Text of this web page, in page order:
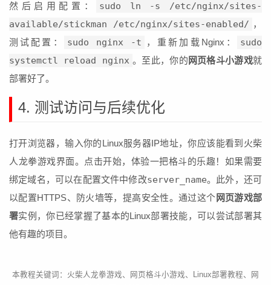
然后启用配置：
sudo ln -s /etc/nginx/sites-
available/stickman /etc/nginx/sites-enabled/ ，
测试配置：
sudo nginx -t ，重新加载Nginx：
sudo
systemctl reload nginx 。至此，你的 网页格斗小游戏就
部署好了。
4. 测试访问与后续优化
打开浏览器，输入你的Linux服务器IP地址，你应该能看到火柴
人龙拳游戏界面。点击开始，体验一把格斗的乐趣！如果需要
绑定域名，可以在配置文件中修改server_name。此外，还可
以配置HTTPS、防火墙等，提高安全性。通过这个 网页游戏部
署实例，你已经掌握了基本的Linux部署技能，可以尝试部署其
他有趣的项目。
本教程关键词：火柴人龙拳游戏、网页格斗小游戏、Linux部署教程、网